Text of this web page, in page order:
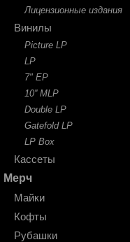
Лицензионные издания
Винилы
Picture LP
LP
7" EP
10'' MLP
Double LP
Gatefold LP
LP Box
Кассеты
Мерч
Майки
Кофты
Рубашки